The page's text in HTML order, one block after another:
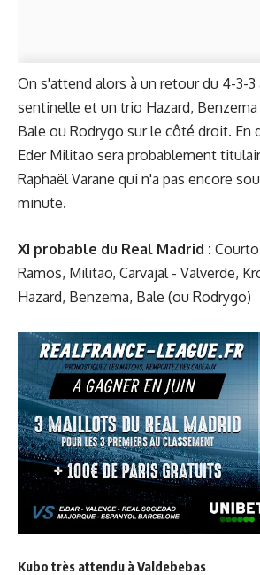
On s'attend alors à un retour du 4-3-3
sentinelle et un trio Hazard,
Bale ou Rodrygo sur le côté droit. En
Eder Militao sera probablement
Raphaël Varane qui n'a pas encore
minute.
XI probable du Real Madrid :
Ramos, Militao, Carvajal - Valverde,
Hazard, Benzema, Bale (ou Rodrygo)
Kubo très attendu à Valdebebas